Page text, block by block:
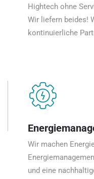
Hightech ohne
Wir liefern beides!
kontinuierliche
Wir machen
und eine